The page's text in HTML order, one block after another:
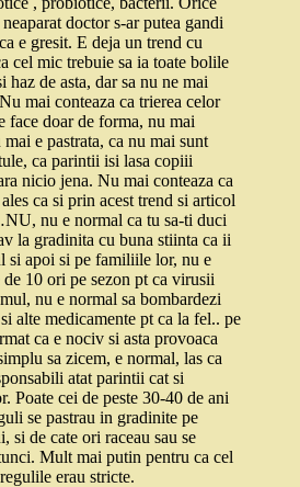
doctor s-ar putea gandi
e gresit. E deja un trend cu
cel mic trebuie sa ia toate bolile
haz de asta, dar sa nu ne mai
mai conteaza ca trierea celor
face doar de forma, nu mai
e pastrata, ca nu mai sunt
ca parintii isi lasa copiii
nicio jena. Nu mai conteaza ca
ca si prin acest trend si articol
nu e normal ca tu sa-ti duci
la gradinita cu buna stiinta ca ii
si apoi si pe familiile lor, nu e
de 10 ori pe sezon pt ca virusii
nu e normal sa bombardezi
alte medicamente pt ca la fel.. pe
ca e nociv si asta provoaca
sa zicem, e normal, las ca
atat parintii cat si
Poate cei de peste 30-40 de ani
se pastrau in gradinite pe
si de cate ori raceau sau se
Mult mai putin pentru ca cel
erau stricte.